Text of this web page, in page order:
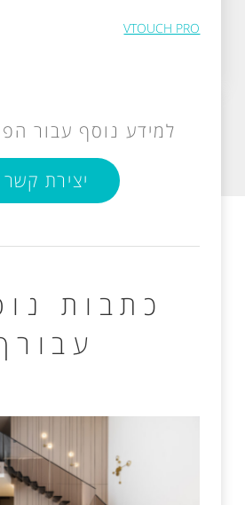
VTOUCH PRO
למידע נוסף עבור
יצירת קשר
כתבות